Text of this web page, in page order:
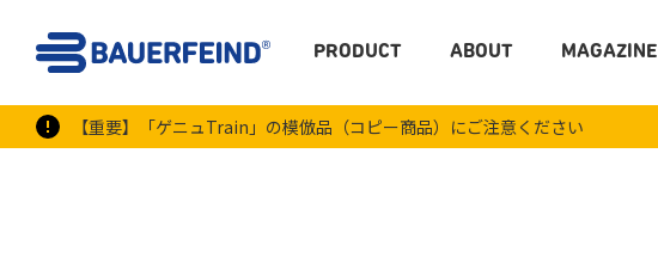
【重要】「ゲニュTrain」の模倣品（コピー商品）にご注意ください
PRODUCT ABOUT MAGAZINE